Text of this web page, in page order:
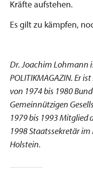
Kräfte aufstehen.
Es gilt zu kämpfen,
Dr. Joachim Lohmann
POLITIKMAGAZIN. Er
von 1974 bis 1980
Gemeinnützigen
1979 bis 1993 Mitglied
1998 Staatssekretär
Holstein.